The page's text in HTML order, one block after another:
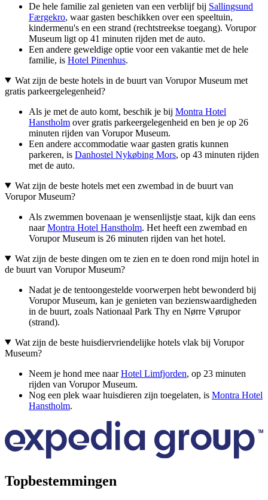
De hele familie zal genieten van een verblijf bij Sallingsund
Færgekro, waar gasten beschikken over een speeltuin,
kindermenu's en een strand (rechtstreekse toegang). Vorupor
Museum ligt op 41 minuten rijden met de auto.
Een andere geweldige optie voor een vakantie met de hele
familie, is Hotel Pinenhus.
Wat zijn de beste hotels in de buurt van Vorupor Museum met
gratis parkeergelegenheid?
Als je met de auto komt, beschik je bij Montra Hotel
Hanstholm over gratis parkeergelegenheid en ben je op 26
minuten rijden van Vorupor Museum.
Een andere accommodatie waar gasten gratis kunnen
parkeren, is Danhostel Nykøbing Mors, op 43 minuten rijden
met de auto.
Wat zijn de beste hotels met een zwembad in de buurt van
Vorupor Museum?
Als zwemmen bovenaan je wensenlijstje staat, kijk dan eens
naarMontra Hotel Hanstholm. Het heeft een zwembad en
Vorupor Museum is 26 minuten rijden van het hotel.
Wat zijn de beste dingen om te zien en te doen rond mijn hotel in
de buurt van Vorupor Museum?
Nadat je de tentoongestelde voorwerpen hebt bewonderd bij
Vorupor Museum, kan je genieten van bezienswaardigheden
in de buurt, zoals Nationaal Park Thy en Nørre Vørupor
(strand).
Wat zijn de beste huisdiervriendelijke hotels vlak bij Vorupor
Museum?
Neem je hond mee naarHotel Limfjorden, op 23 minuten
rijden van Vorupor Museum.
Nog een plek waar huisdieren zijn toegelaten, is Montra Hotel
Hanstholm.
Topbestemmingen